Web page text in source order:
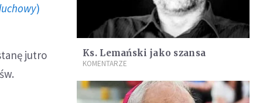
)
jutro
Ks. Lemański jako szansa
KOMENTARZE